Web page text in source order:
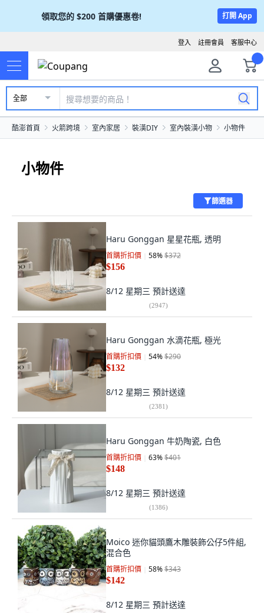
領取您的 $200 首購優惠卷! 打開 App
客服中心
註冊會員
登入
全部
酷澎首頁 火箭跨境 室內家居 裝潢DIY 室內裝潢小物 小物件
小物件
篩選器
Haru Gonggan 星星花瓶, 透明
首購折扣價 58%$372
$156
8/12 星期三 預計送達
(2947)
Haru Gonggan 水滴花瓶, 極光
首購折扣價 54%$290
$132
8/12 星期三 預計送達
(2381)
Haru Gonggan 牛奶陶瓷, 白色
首購折扣價 63%$401
$148
8/12 星期三 預計送達
(1386)
Moico 迷你貓頭鷹木雕裝飾公仔5件組,
混合色
首購折扣價 58%$343
$142
8/12 星期三 預計送達